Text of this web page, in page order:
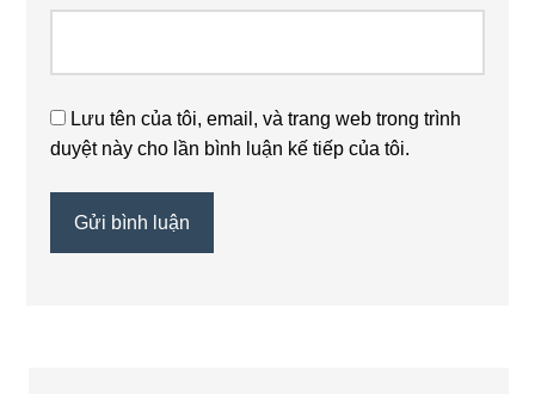
Lưu tên của tôi, email, và trang web trong trình
duyệt này cho lần bình luận kế tiếp của tôi.